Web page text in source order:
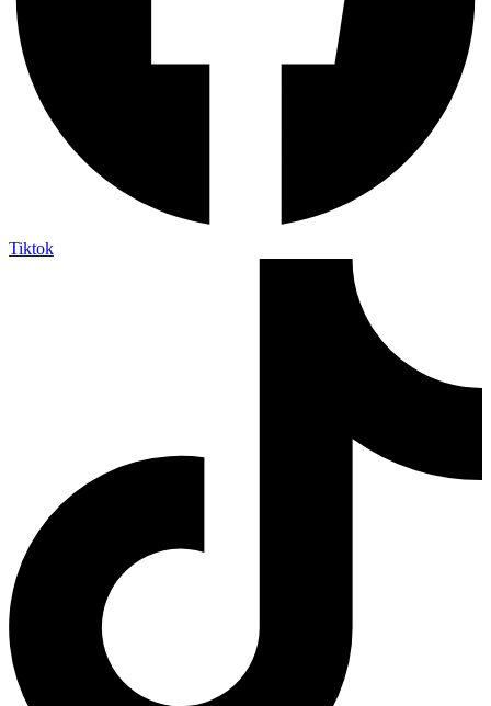
Tiktok